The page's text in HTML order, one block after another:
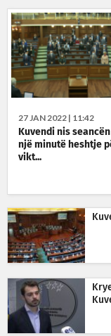
27 JAN 2022 | 11:42
Kuvendi nis
një minutë heshtje
vikt...